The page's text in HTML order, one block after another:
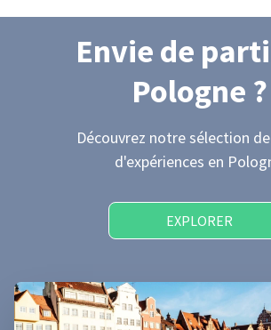
Envie de
Pologne ?
Découvrez notre sélection
d'expériences en
EXPLORER